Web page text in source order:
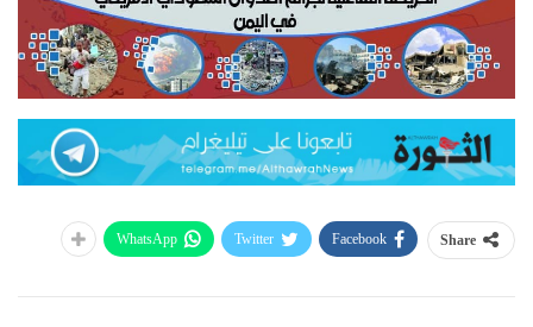
Share
Facebook
Twitter
WhatsApp